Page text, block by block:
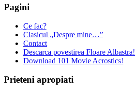
Pagini
Ce fac?
Clasicul „Despre mine…”
Contact
Descarca povestirea Floare Albastra!
Download 101 Movie Acrostics!
Prieteni apropiati